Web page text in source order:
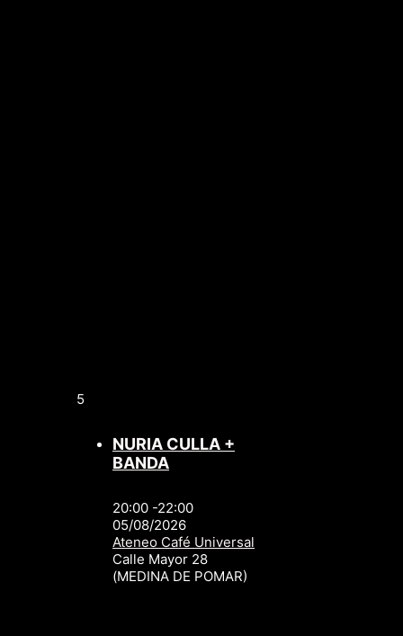
5
NURIA CULLA +
BANDA
20:00 -22:00
05/08/2026
Ateneo Café Universal
Calle Mayor 28
(MEDINA DE POMAR)